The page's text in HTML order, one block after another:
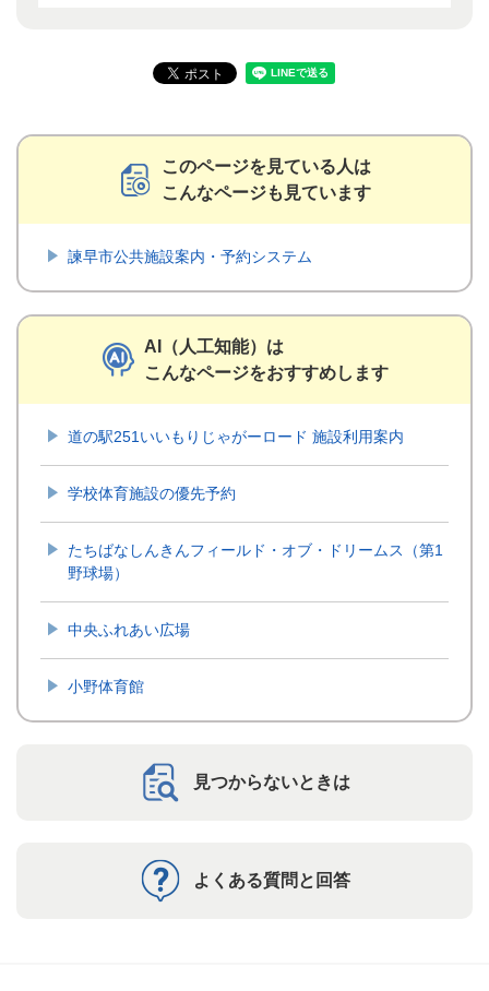
このページを見ている人は
こんなページも見ています
諫早市公共施設案内・予約システム
AI（人工知能）は
こんなページをおすすめします
道の駅251いいもりじゃがーロード 施設利用案内
学校体育施設の優先予約
たちばなしんきんフィールド・オブ・ドリームス（第1
野球場）
中央ふれあい広場
小野体育館
見つからないときは
よくある質問と回答